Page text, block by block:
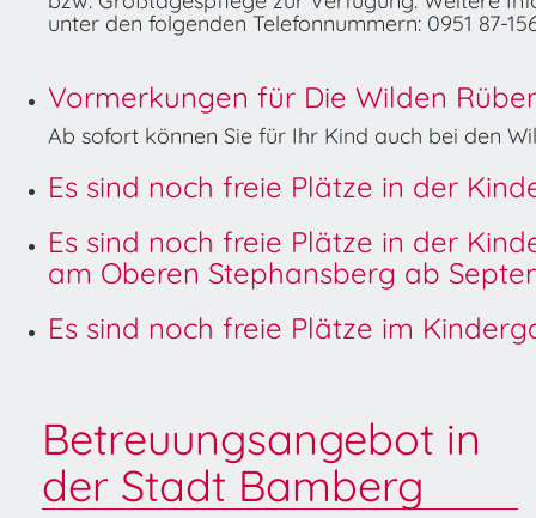
unter den folgenden Telefonnummern: 0951 87-
Vormerkungen für Die Wilden
Ab sofort können Sie für Ihr Kind auch bei den
Es sind noch freie Plätze in der
Es sind noch freie Plätze in der
am Oberen Stephansberg ab
Es sind noch freie Plätze im
Betreuungsangebot in
der Stadt Bamberg